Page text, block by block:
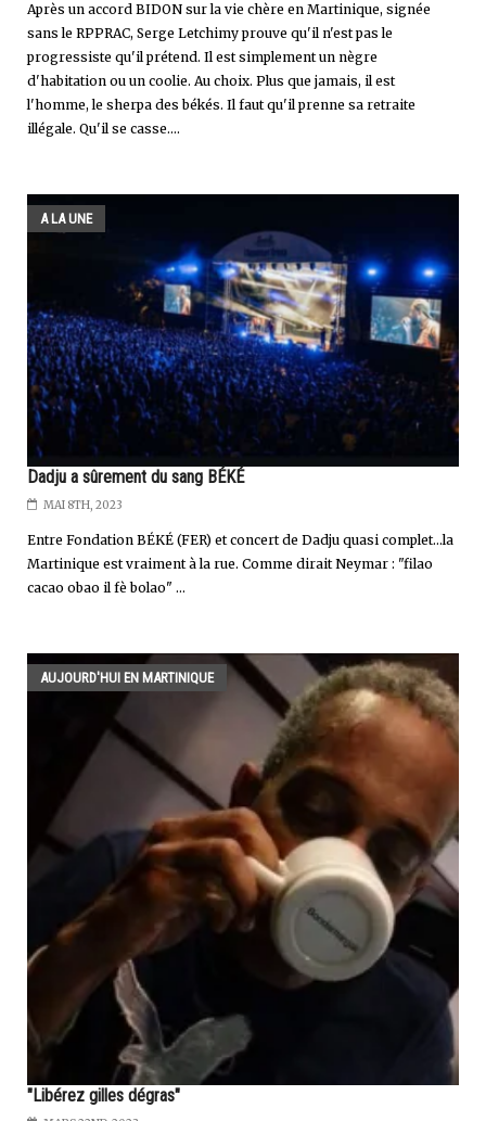
Après un accord BIDON sur la vie chère en Martinique, signée
sans le RPPRAC, Serge Letchimy prouve qu'il n'est pas le
progressiste qu'il prétend. Il est simplement un nègre
d'habitation ou un coolie. Au choix. Plus que jamais, il est
l'homme, le sherpa des békés. Il faut qu'il prenne sa retraite
illégale. Qu'il se casse....
A LA UNE
Dadju a sûrement du sang BÉKÉ
MAI 8TH, 2023
Entre Fondation BÉKÉ (FER) et concert de Dadju quasi complet...la
Martinique est vraiment à la rue. Comme dirait Neymar : "filao
cacao obao il fè bolao" ...
AUJOURD'HUI EN MARTINIQUE
"Libérez gilles dégras"